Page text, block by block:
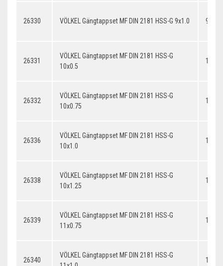
26330 VÖLKEL Gängtappset MF DIN 2181 HSS-G 9x1.0 9x1.0
26331
VÖLKEL Gängtappset MF DIN 2181 HSS-G
10x0.5
26332
VÖLKEL Gängtappset MF DIN 2181 HSS-G
10x0.75
26336
VÖLKEL Gängtappset MF DIN 2181 HSS-G
10x1.0
26338
VÖLKEL Gängtappset MF DIN 2181 HSS-G
10x1.25
26339
VÖLKEL Gängtappset MF DIN 2181 HSS-G
11x0.75
26340
VÖLKEL Gängtappset MF DIN 2181 HSS-G